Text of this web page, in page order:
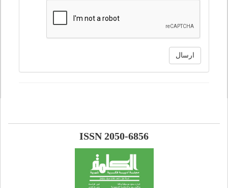
ارسال
ISSN 2050-6856